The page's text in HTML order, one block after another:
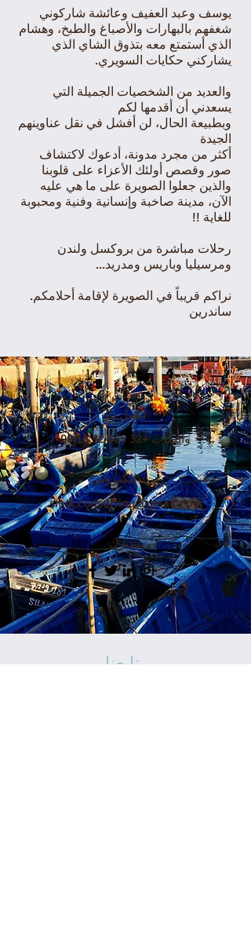
يوسف وعبد العفيف وعائشة شاركوني
شغفهم بالبهارات والأصباغ والطبخ، وهشام
الذي أستمتع معه بتذوق الشاي الذي
يشاركني حكايات السويري.
والعديد من الشخصيات الجميلة التي
يسعدني أن أقدمها لكم
وبطبيعة الحال، لن أفشل في نقل عناوينهم
الجيدة
أكثر من مجرد مدونة، أدعوك لاكتشاف
صور وقصص أولئك الأعزاء على قلوبنا
والذين جعلوا الصويرة على ما هي عليه
الآن، مدينة صاخبة وإنسانية وفنية ومحبوبة
للغاية !!
رحلات مباشرة من بروكسل ولندن
ومرسيليا وباريس ومدريد...
نراكم قريباً في الصويرة لإقامة أحلامكم.
ساندرين
اتصل بنا
واتساب+32 465 82 18 00
بريد إلكتروني
smdj.consulting@gmail.com
يشترك
تابعنا